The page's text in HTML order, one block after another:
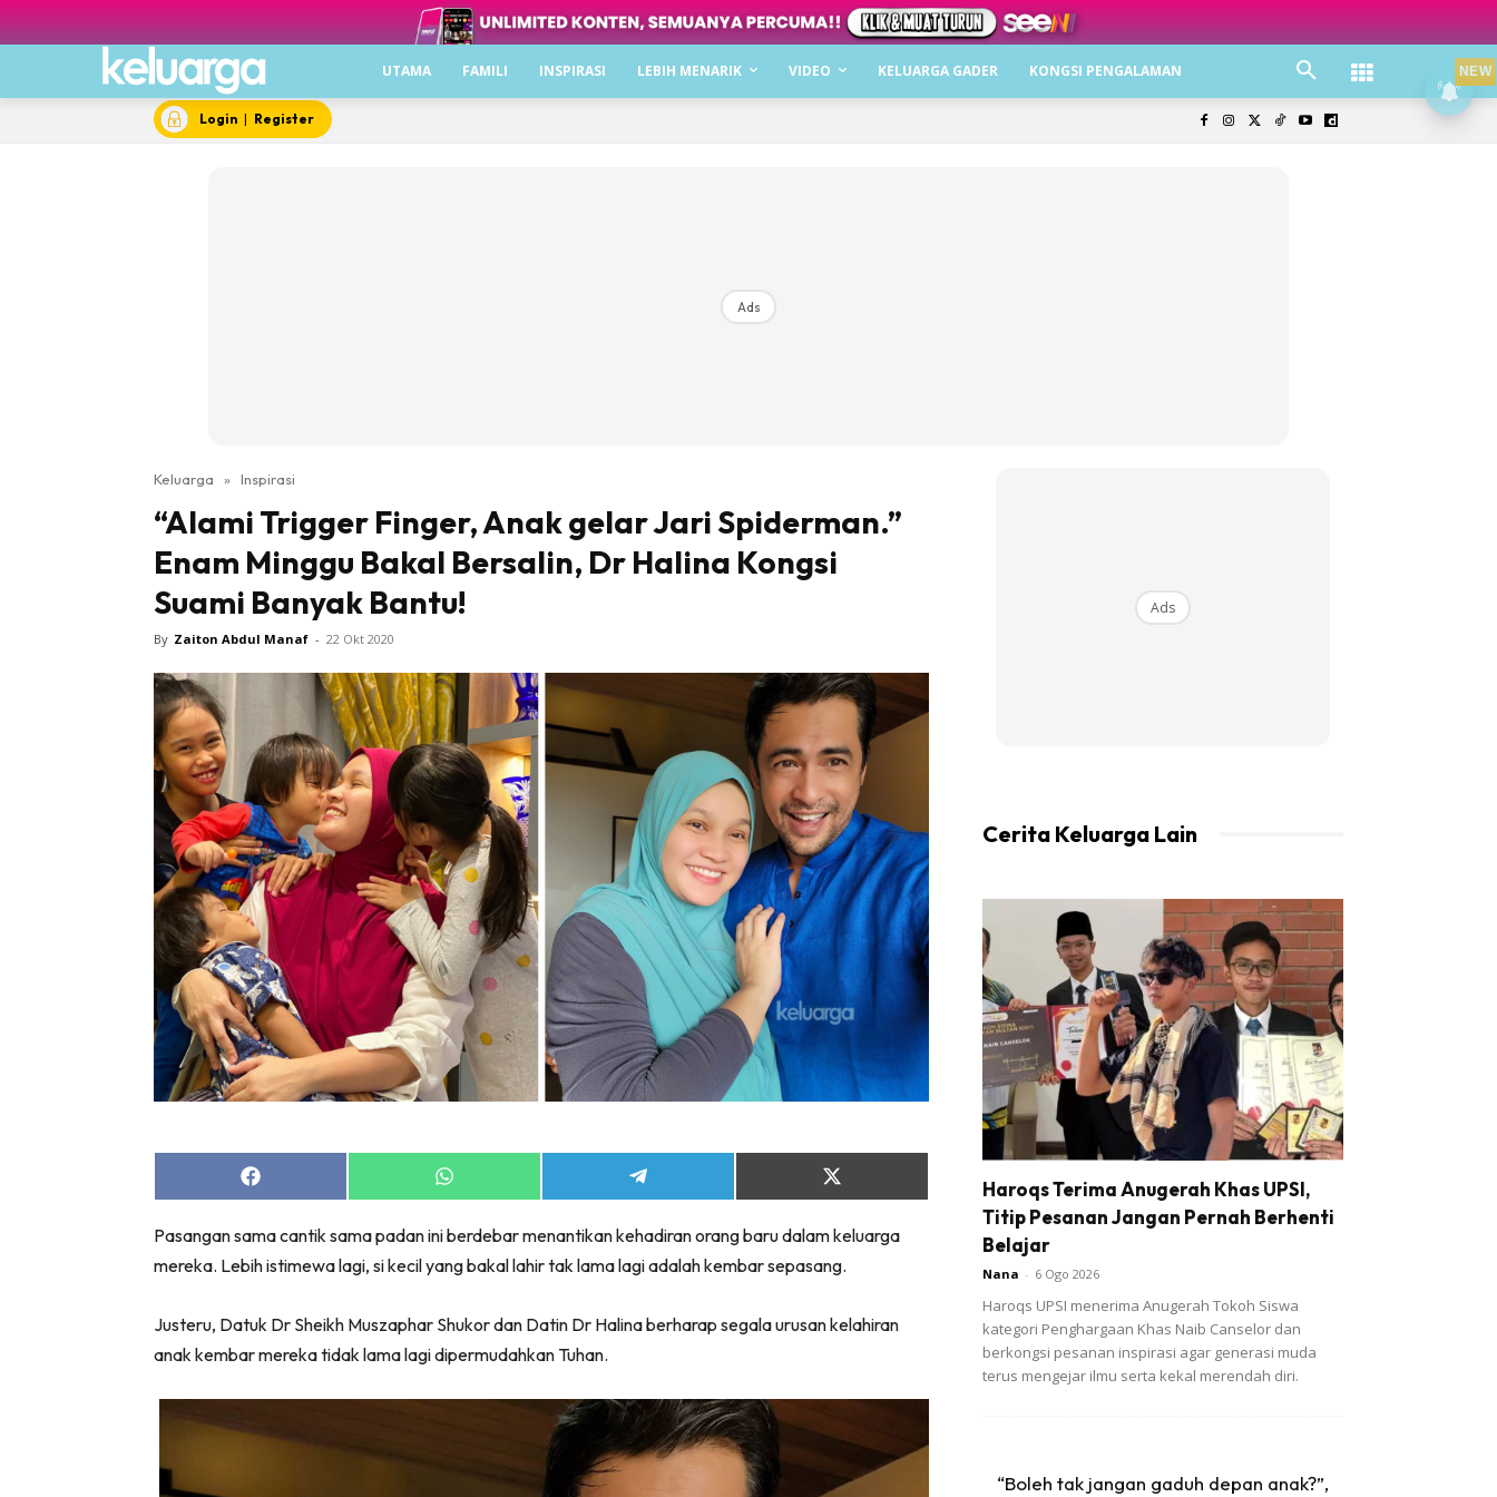
UTAMA FAMILI INSPIRASI LEBIH MENARIK VIDEO KELUARGA GADER KONGSI PENGALAMAN
Login | Register
Ads
Keluarga » Inspirasi
“Alami Trigger Finger, Anak gelar Jari Spiderman.”
Enam Minggu Bakal Bersalin, Dr Halina Kongsi
Suami Banyak Bantu!
By Zaiton Abdul Manaf - 22 Okt 2020
Share
on
Share
on
Share
on
Share
on
(Twitter)
Pasangan sama cantik sama padan ini berdebar menantikan kehadiran orang baru dalam keluarga
mereka. Lebih istimewa lagi, si kecil yang bakal lahir tak lama lagi adalah kembar sepasang.
Justeru, Datuk Dr Sheikh Muszaphar Shukor dan Datin Dr Halina berharap segala urusan kelahiran
anak kembar mereka tidak lama lagi dipermudahkan Tuhan.
Ads
Cerita Keluarga Lain
Haroqs Terima Anugerah Khas UPSI,
Titip Pesanan Jangan Pernah Berhenti
Belajar
Nana - 6 Ogo 2026
Haroqs UPSI menerima Anugerah Tokoh Siswa
kategori Penghargaan Khas Naib Canselor dan
berkongsi pesanan inspirasi agar generasi muda
terus mengejar ilmu serta kekal merendah diri.
“Boleh tak jangan gaduh depan anak?”,
NEW